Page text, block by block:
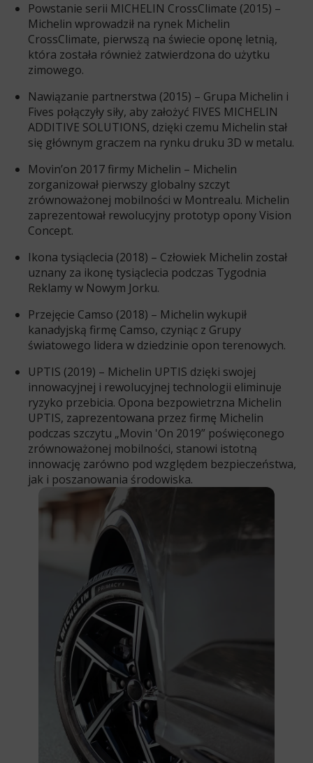
Powstanie serii MICHELIN CrossClimate (2015) –
Michelin wprowadził na rynek Michelin
CrossClimate, pierwszą na świecie oponę letnią,
która została również zatwierdzona do użytku
zimowego.
Nawiązanie partnerstwa (2015) – Grupa Michelin i
Fives połączyły siły, aby założyć FIVES MICHELIN
ADDITIVE SOLUTIONS, dzięki czemu Michelin stał
się głównym graczem na rynku druku 3D w metalu.
Movin’on 2017 firmy Michelin – Michelin
zorganizował pierwszy globalny szczyt
zrównoważonej mobilności w Montrealu. Michelin
zaprezentował rewolucyjny prototyp opony Vision
Concept.
Ikona tysiąclecia (2018) – Człowiek Michelin został
uznany za ikonę tysiąclecia podczas Tygodnia
Reklamy w Nowym Jorku.
Przejęcie Camso (2018) – Michelin wykupił
kanadyjską firmę Camso, czyniąc z Grupy
światowego lidera w dziedzinie opon terenowych.
UPTIS (2019) – Michelin UPTIS dzięki swojej
innowacyjnej i rewolucyjnej technologii eliminuje
ryzyko przebicia. Opona bezpowietrzna Michelin
UPTIS, zaprezentowana przez firmę Michelin
podczas szczytu „Movin 'On 2019” poświęconego
zrównoważonej mobilności, stanowi istotną
innowację zarówno pod względem bezpieczeństwa,
jak i poszanowania środowiska.